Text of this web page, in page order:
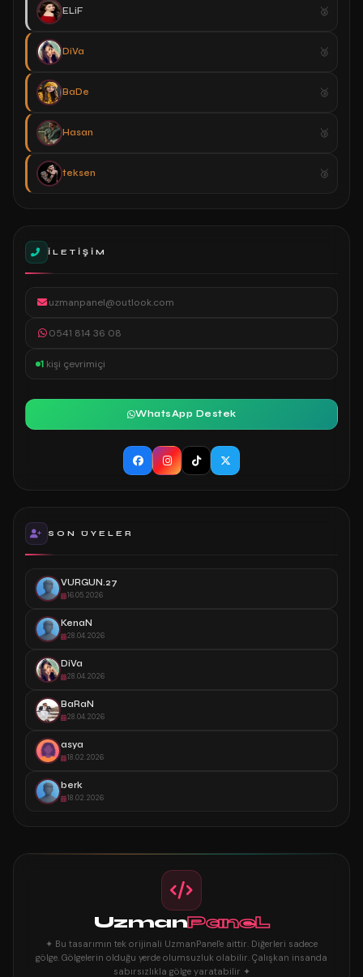
ELiF
DiVa
BaDe
Hasan
teksen
İLETIŞIM
uzmanpanel@outlook.com
0541 814 36 08
1 kişi çevrimiçi
WhatsApp Destek
SON ÜYELER
VURGUN.27
16.05.2026
KenaN
28.04.2026
DiVa
28.04.2026
BaRaN
28.04.2026
asya
18.02.2026
berk
18.02.2026
UzmanPaneL
✦ Bu tasarımın tek orijinali UzmanPanel'e aittir. Diğerleri sadece
gölge. Gölgelerin olduğu yerde olumsuzluk olabilir. Çalışkan insanda
sabırsızlıkla gölge yaratabilir ✦